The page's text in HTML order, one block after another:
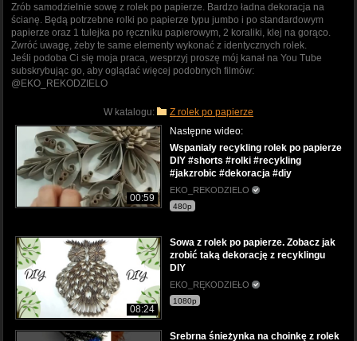
Zrób samodzielnie sowę z rolek po papierze. Bardzo ładna dekoracja na
ścianę. Będą potrzebne rolki po papierze typu jumbo i po standardowym
papierze oraz 1 tulejka po ręczniku papierowym, 2 koraliki, klej na gorąco.
Zwróć uwagę, żeby te same elementy wykonać z identycznych rolek.
Jeśli podoba Ci się moja praca, wesprzyj proszę mój kanał na You Tube
subskrybując go, aby oglądać więcej podobnych filmów:
@EKO_REKODZIELO
W katalogu: Z rolek po papierze
00:59
Następne wideo:
Wspaniały recykling rolek po papierze
DIY #shorts #rolki #recykling
#jakzrobic #dekoracja #diy
EKO_REKODZIELO
480p
08:24
Sowa z rolek po papierze. Zobacz jak
zrobić taką dekorację z recyklingu
DIY
EKO_RĘKODZIEŁO
1080p
Srebrna śnieżynka na choinkę z rolek